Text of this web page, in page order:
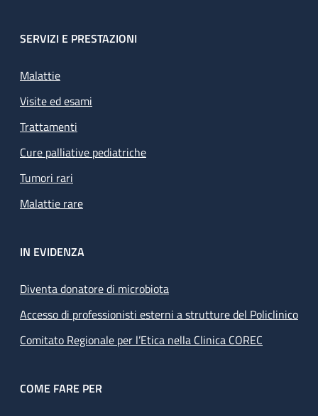
SERVIZI E PRESTAZIONI
Malattie
Visite ed esami
Trattamenti
Cure palliative pediatriche
Tumori rari
Malattie rare
IN EVIDENZA
Diventa donatore di microbiota
Accesso di professionisti esterni a strutture del Policlinico
Comitato Regionale per l’Etica nella Clinica COREC
COME FARE PER